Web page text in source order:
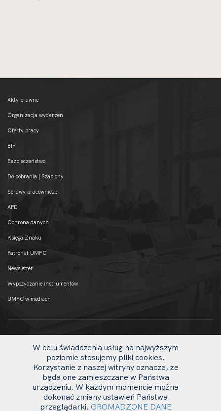
Akty prawne
Organizacja wydarzeń
Oferty pracy
BIP
Bezpieczeństwo
Do pobrania | Szablony
Sprawy pracownicze
APD
Ochrona danych
Księga Znaku
Patronat UMFC
Newsletter
Wypożyczanie instrumentów
UMFC w mediach
© 2020 UMFC
W celu świadczenia usług na najwyższym
poziomie stosujemy pliki cookies.
Korzystanie z naszej witryny oznacza, że
będą one zamieszczane w Państwa
urządzeniu. W każdym momencie można
dokonać zmiany ustawień Państwa
przeglądarki. GROMADZONE DANE